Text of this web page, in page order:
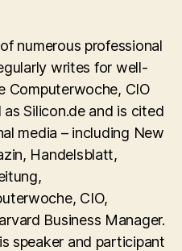
numerous professional
writes for well-
Computerwoche, CIO
Silicon.de and is cited
media – including New
Handelsblatt,
CIO,
Business Manager.
speaker and participant